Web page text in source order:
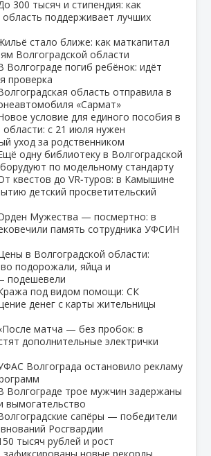
300 тысяч и стипендия: как
область поддерживает лучших
стало ближе: как маткапитал
Волгоградской области
Волгограде погиб ребёнок: идёт
проверка
область отправила в
«Сармат»
условие для единого пособия в
области: с 21 июля нужен
уход за родственником
одну библиотеку в Волгоградской
по модельному стандарту
квестов до VR‑туров: в Камышине
детский просветительский
Мужества — посмертно: в
память сотрудника УФСИН
в Волгоградской области:
подорожали, яйца и
подешевели
под видом помощи: СК
денег с карты жительницы
матча — без пробок: в
дополнительные электрички
Волгограда остановило рекламу
Волгограде трое мужчин задержаны
вымогательство
сапёры — победители
Росгвардии
тысяч рублей и рост